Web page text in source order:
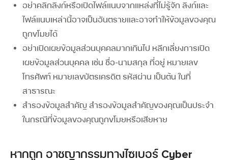
อย่าคลิกลิงก์หรือเปิดไฟล์แนบจากแหล่งที่ไม่รู้จัก ลิงก์และ
ไฟล์แนบเหล่านี้อาจเป็นอันตรายและอาจทำให้ข้อมูลของคุณ
ถูกขโมยได้
อย่าเปิดเผยข้อมูลส่วนบุคคลมากเกินไป หลีกเลี่ยงการเปิด
เผยข้อมูลส่วนบุคคล เช่น ชื่อ-นามสกุล ที่อยู่ หมายเลข
โทรศัพท์ หมายเลขบัตรเครดิต รหัสผ่าน เป็นต้น ในที่
สาธารณะ
สำรองข้อมูลสำคัญ สำรองข้อมูลสำคัญของคุณเป็นประจำ
ในกรณีที่ข้อมูลของคุณถูกขโมยหรือเสียหาย
หากถูก อาชญากรรมทางไซเบอร์ Cyber